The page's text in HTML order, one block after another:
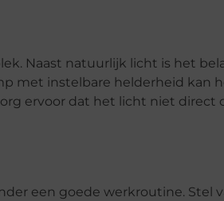
Naast natuurlijk licht is het
met instelbare helderheid kan
ervoor dat het licht niet
een goede werkroutine. Stel